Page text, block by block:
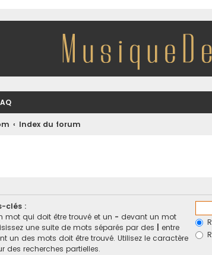
Index du forum
clés :
mot qui doit être trouvé et un - devant un mot
une suite de mots séparés par des
entre
un des mots doit être trouvé. Utilisez le caractère
des recherches partielles.